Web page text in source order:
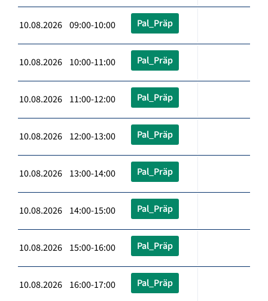
10.08.2026 09:00-10:00 Pal_Präp
10.08.2026 10:00-11:00 Pal_Präp
10.08.2026 11:00-12:00 Pal_Präp
10.08.2026 12:00-13:00 Pal_Präp
10.08.2026 13:00-14:00 Pal_Präp
10.08.2026 14:00-15:00 Pal_Präp
10.08.2026 15:00-16:00 Pal_Präp
10.08.2026 16:00-17:00 Pal_Präp